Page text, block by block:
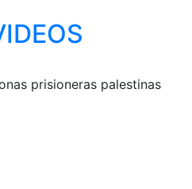
prisioneras palestinas